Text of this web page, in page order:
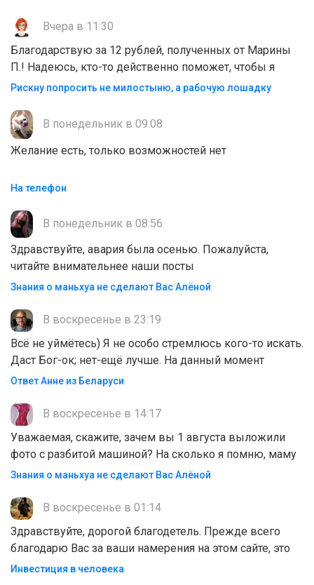
Вчера в 11:30
Благодарствую за 12 рублей, полученных от Марины
П.! Надеюсь, кто-то действенно поможет, чтобы я
Рискну попросить не милостыню, а рабочую лошадку
В понедельник в 09:08
Желание есть, только возможностей нет
На телефон
В понедельник в 08:56
Здравствуйте, авария была осенью. Пожалуйста,
читайте внимательнее наши посты
Знания о маньхуа не сделают Вас Алëной
В воскресенье в 23:19
Всё не уймётесь) Я не особо стремлюсь кого-то искать.
Даст Бог-ок; нет-ещё лучше. На данный момент
Ответ Анне из Беларуси
В воскресенье в 14:17
Уважаемая, скажите, зачем вы 1 августа выложили
фото с разбитой машиной? На сколько я помню, маму
Знания о маньхуа не сделают Вас Алëной
В воскресенье в 01:14
Здравствуйте, дорогой благодетель. Прежде всего
благодарю Вас за ваши намерения на этом сайте, это
Инвестиция в человека